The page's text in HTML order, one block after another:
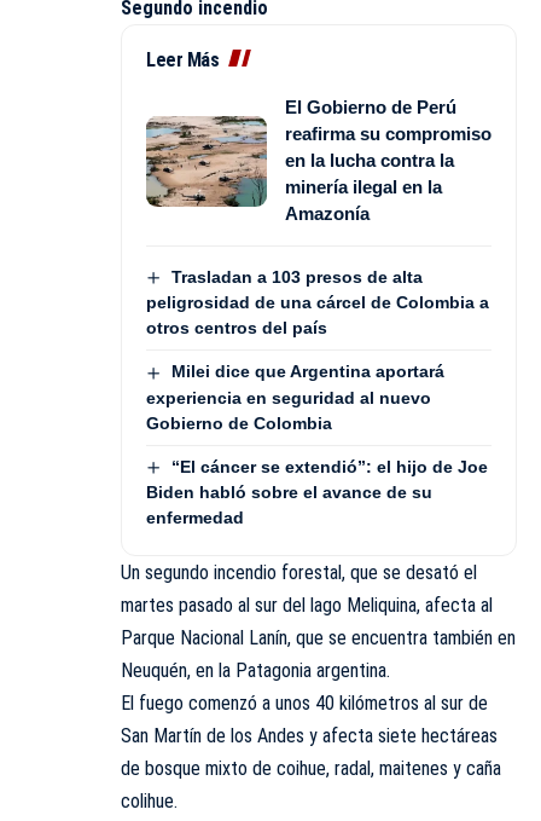
Segundo incendio
Leer Más
El Gobierno de Perú
reafirma su compromiso
en la lucha contra la
minería ilegal en la
Amazonía
Trasladan a 103 presos de alta
peligrosidad de una cárcel de Colombia a
otros centros del país
Milei dice que Argentina aportará
experiencia en seguridad al nuevo
Gobierno de Colombia
“El cáncer se extendió”: el hijo de Joe
Biden habló sobre el avance de su
enfermedad
Un segundo incendio forestal, que se desató el
martes pasado al sur del lago Meliquina, afecta al
Parque Nacional Lanín, que se encuentra también en
Neuquén, en la Patagonia argentina.
El fuego comenzó a unos 40 kilómetros al sur de
San Martín de los Andes y afecta siete hectáreas
de bosque mixto de coihue, radal, maitenes y caña
colihue.